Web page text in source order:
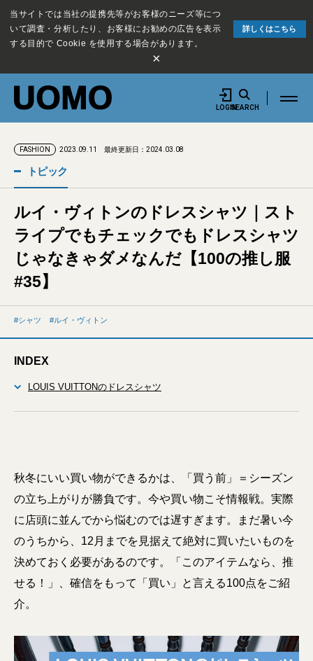
当サイトでは当社の提携先等がお客様のニーズ等につ
いて調査・分析したり、お客様にお勧めの広告を表示
する目的で Cookie を使用する場合があります。
詳しくはこちら
×
LOGINSEARCH
FASHION 2023.09.11 最終更新日：2024.03.08
トピック
ルイ・ヴィトンのドレスシャツ｜スト
ライプでもチェックでもドレスシャツ
じゃなきゃダメなんだ【100の推し服
#35】
シャツ ルイ・ヴィトン
INDEX
LOUIS VUITTONのドレスシャツ
秋冬にいい買い物ができるかは、「買う前」＝シーズン
の立ち上がりが勝負です。今や買い物こそ情報戦。実際
に店頭に並んでから悩むのでは遅すぎます。まだ暑い今
のうちから、12月までを見据えて絶対に買いたいものを
決めておく必要があるのです。「このアイテムなら、推
せる！」、確信をもって「買い」と言える100点をご紹
介。